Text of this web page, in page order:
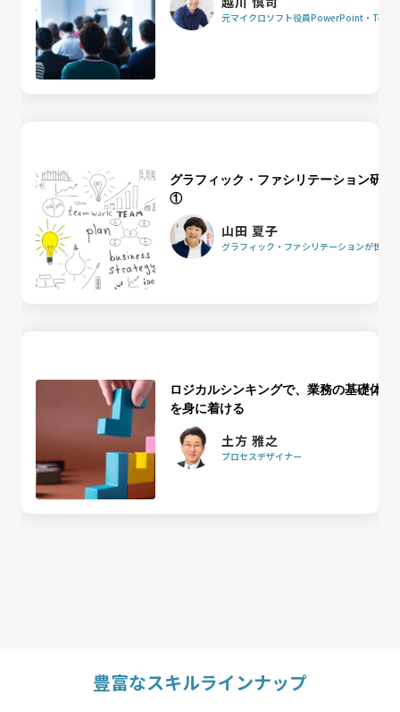
元マイクロソフト役員PowerPoint・
グラフィック・ファシリテーション研修
①
山田 夏子
グラフィック・ファシリテーションが世界
ロジカルシンキングで、業務の基礎体力
を身に着ける
土方 雅之
プロセスデザイナー
豊富なスキルラインナップ